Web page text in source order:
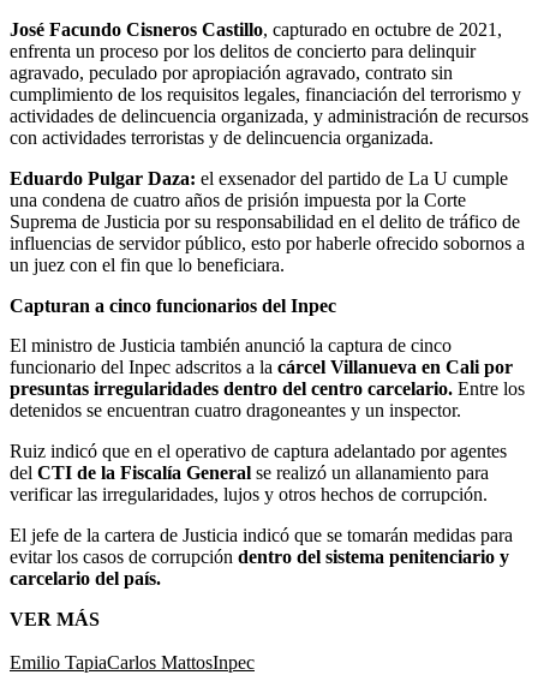
José Facundo Cisneros Castillo, capturado en octubre de 2021,
enfrenta un proceso por los delitos de concierto para delinquir
agravado, peculado por apropiación agravado, contrato sin
cumplimiento de los requisitos legales, financiación del terrorismo y
actividades de delincuencia organizada, y administración de recursos
con actividades terroristas y de delincuencia organizada.
Eduardo Pulgar Daza: el exsenador del partido de La U cumple
una condena de cuatro años de prisión impuesta por la Corte
Suprema de Justicia por su responsabilidad en el delito de tráfico de
influencias de servidor público, esto por haberle ofrecido sobornos a
un juez con el fin que lo beneficiara.
Capturan a cinco funcionarios del Inpec
El ministro de Justicia también anunció la captura de cinco
funcionario del Inpec adscritos a la cárcel Villanueva en Cali por
presuntas irregularidades dentro del centro carcelario. Entre los
detenidos se encuentran cuatro dragoneantes y un inspector.
Ruiz indicó que en el operativo de captura adelantado por agentes
del CTI de la Fiscalía General se realizó un allanamiento para
verificar las irregularidades, lujos y otros hechos de corrupción.
El jefe de la cartera de Justicia indicó que se tomarán medidas para
evitar los casos de corrupción dentro del sistema penitenciario y
carcelario del país.
VER MÁS
Emilio TapiaCarlos MattosInpec